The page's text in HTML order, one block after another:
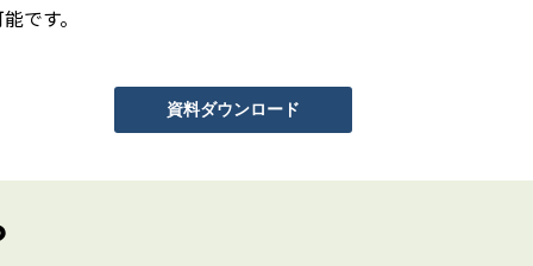
です。
資料ダウンロード